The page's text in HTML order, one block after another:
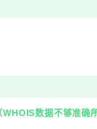
数据不够准确